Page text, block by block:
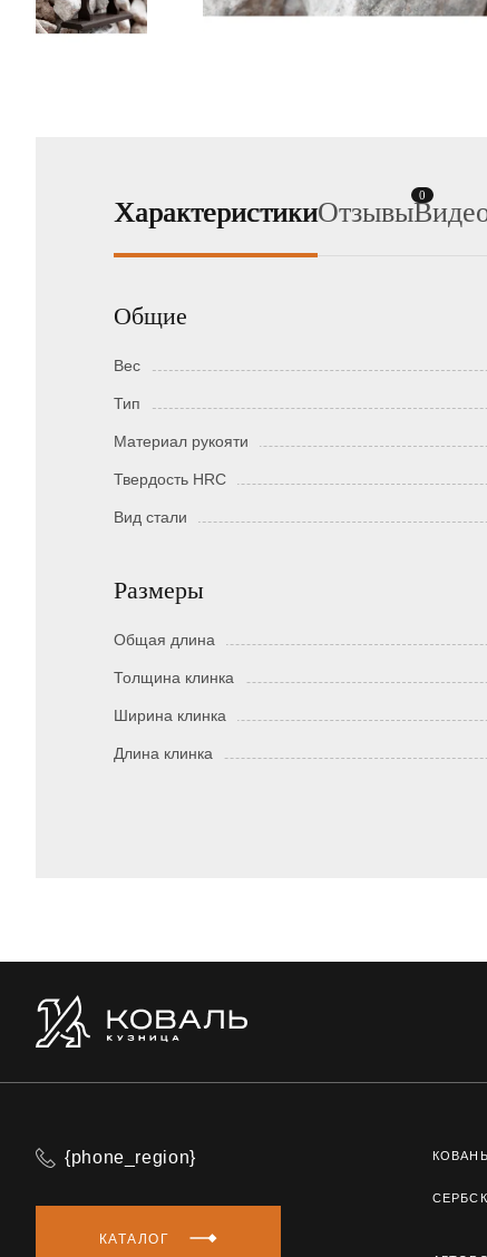
ХарактеристикиОтзывы
0
Общие
Вес
Тип
Материал рукояти
Твердость HRC
Вид стали
Размеры
Общая длина
Толщина клинка
Ширина клинка
Длина клинка
{phone_region}
КАТАЛОГ